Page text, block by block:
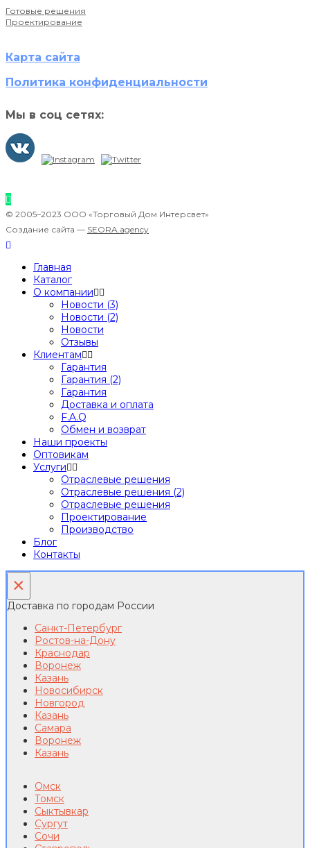
Готовые решения
Проектирование
Карта сайта
Политика конфиденциальности
Мы в соц сетях:
© 2005–2023 ООО «Торговый Дом Интерсвет»
Создание сайта — SEORA.agency
Главная
Каталог
О компании
Новости (3)
Новости (2)
Новости
Отзывы
Клиентам
Гарантия
Гарантия (2)
Гарантия
Доставка и оплата
F.A.Q
Обмен и возврат
Наши проекты
Оптовикам
Услуги
Отраслевые решения
Отраслевые решения (2)
Отраслевые решения
Проектирование
Производство
Блог
Контакты
×
Доставка по городам России
Санкт-Петербург
Ростов-на-Дону
Краснодар
Воронеж
Казань
Новосибирск
Новгород
Казань
Самара
Воронеж
Казань
Омск
Томск
Сыктывкар
Сургут
Сочи